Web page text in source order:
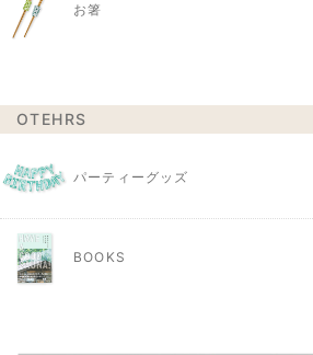
お箸
OTEHRS
パーティーグッズ
BOOKS